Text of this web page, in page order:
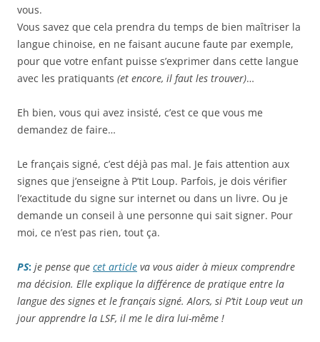
vous.
Vous savez que cela prendra du temps de bien maîtriser la
langue chinoise, en ne faisant aucune faute par exemple,
pour que votre enfant puisse s’exprimer dans cette langue
avec les pratiquants (et encore, il faut les trouver)…
Eh bien, vous qui avez insisté, c’est ce que vous me
demandez de faire…
Le français signé, c’est déjà pas mal. Je fais attention aux
signes que j’enseigne à P’tit Loup. Parfois, je dois vérifier
l’exactitude du signe sur internet ou dans un livre. Ou je
demande un conseil à une personne qui sait signer. Pour
moi, ce n’est pas rien, tout ça.
PS: je pense que cet article va vous aider à mieux comprendre
ma décision. Elle explique la différence de pratique entre la
langue des signes et le français signé. Alors, si P’tit Loup veut un
jour apprendre la LSF, il me le dira lui-même !